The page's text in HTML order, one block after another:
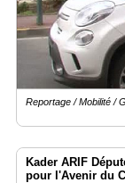
Reportage / Mobilité /
Kader ARIF
pour l'Avenir du